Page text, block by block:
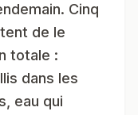
Cinq
de le
totale :
dans les
eau qui